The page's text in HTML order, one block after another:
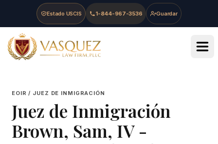
Skip to main content
Skip to navigation
Skip to footer
Estado USCIS 1-844-967-3536 Guardar
Vasquez Law Firm - Home
EOIR / JUEZ DE INMIGRACIÓN
Juez de Inmigración
Brown, Sam, IV-